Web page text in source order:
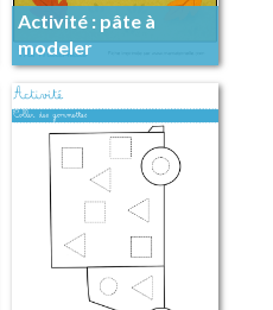
Activité : pâte à
modeler